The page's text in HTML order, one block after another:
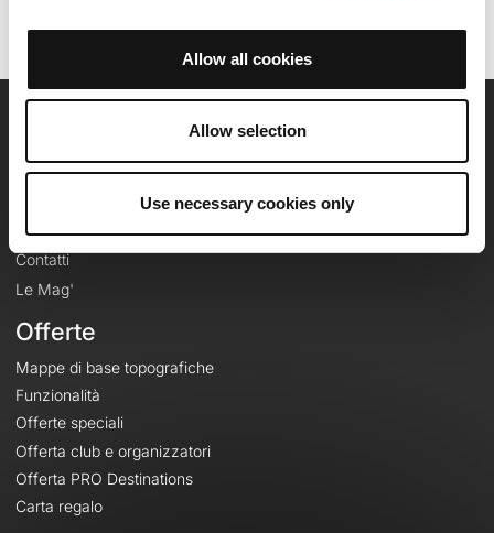
Allow all cookies
Allow selection
Use necessary cookies only
Team
Riguardo a
Contatti
Le Mag'
Offerte
Mappe di base topografiche
Funzionalità
Offerte speciali
Offerta club e organizzatori
Offerta PRO Destinations
Carta regalo